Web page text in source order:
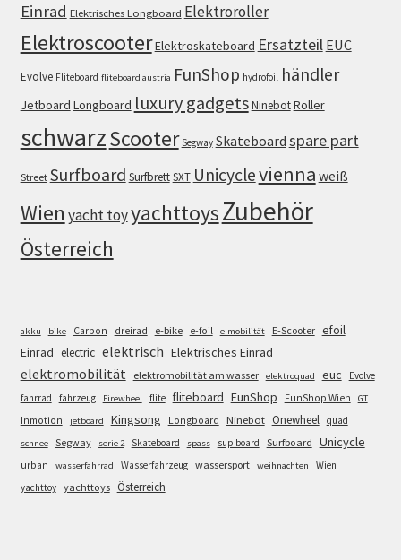
Einrad Elektrisches Longboard Elektroroller
ElektroscooterElektroskateboard Ersatzteil EUC
Evolve Fliteboard fliteboard austria FunShop hydrofoil händler
Jetboard Longboard luxury gadgetsNinebotRoller
schwarzScooter Segway Skateboard spare part
Street Surfboard SurfbrettSXT Unicyclevienna weiß
Wien yacht toyyachttoysZubehör
Österreich
akku bike Carbon dreirad e-bike e-foil e-mobilität E-Scooter efoil
Einrad electric elektrisch Elektrisches Einrad
elektromobilität elektromobilität am wasser elektroquad euc
Evolve
fahrrad
fahrzeug Firewheel flite fliteboard FunShop FunShop Wien GT
Inmotion jetboard Kingsong Longboard Ninebot Onewheel quad
schnee Segway serie 2 Skateboard spass sup board Surfboard Unicycle
urban wasserfahrrad Wasserfahrzeug wassersport weihnachten
Wien
yachttoy yachttoys Österreich